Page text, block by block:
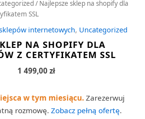
/ Najlepsze sklep na shopify dla
SSL
internetowych, Uncategorized
NA SHOPIFY DLA
Z CERTYFIKATEM SSL
1 499,00 zł
w tym miesiącu. Zarezerwuj
rozmowę. Zobacz pełną ofertę.